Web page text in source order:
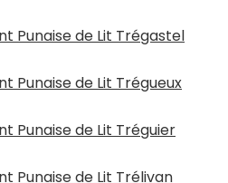
Punaise de Lit Trégastel
Punaise de Lit Trégueux
Punaise de Lit Tréguier
Punaise de Lit Trélivan